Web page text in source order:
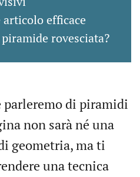
efficace
rovesciata?
parleremo di piramidi
non sarà né una
geometria, ma ti
una tecnica